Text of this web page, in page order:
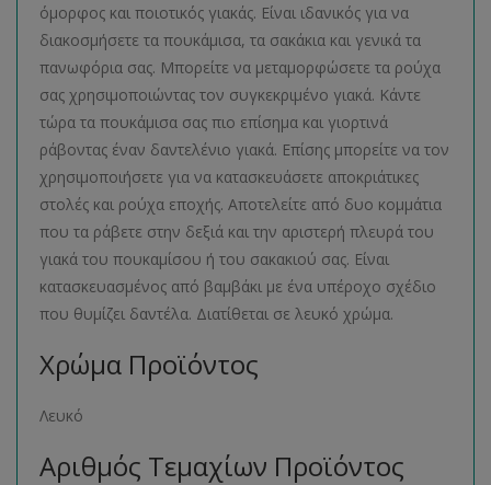
όμορφος και ποιοτικός γιακάς. Είναι ιδανικός για να
διακοσμήσετε τα πουκάμισα, τα σακάκια και γενικά τα
πανωφόρια σας. Μπορείτε να μεταμορφώσετε τα ρούχα
σας χρησιμοποιώντας τον συγκεκριμένο γιακά. Κάντε
τώρα τα πουκάμισα σας πιο επίσημα και γιορτινά
ράβοντας έναν δαντελένιο γιακά. Επίσης μπορείτε να τον
χρησιμοποιήσετε για να κατασκευάσετε αποκριάτικες
στολές και ρούχα εποχής. Αποτελείτε από δυο κομμάτια
που τα ράβετε στην δεξιά και την αριστερή πλευρά του
γιακά του πουκαμίσου ή του σακακιού σας. Είναι
κατασκευασμένος από βαμβάκι με ένα υπέροχο σχέδιο
που θυμίζει δαντέλα. Διατίθεται σε λευκό χρώμα.
Χρώμα Προϊόντος
Λευκό
Αριθμός Τεμαχίων Προϊόντος